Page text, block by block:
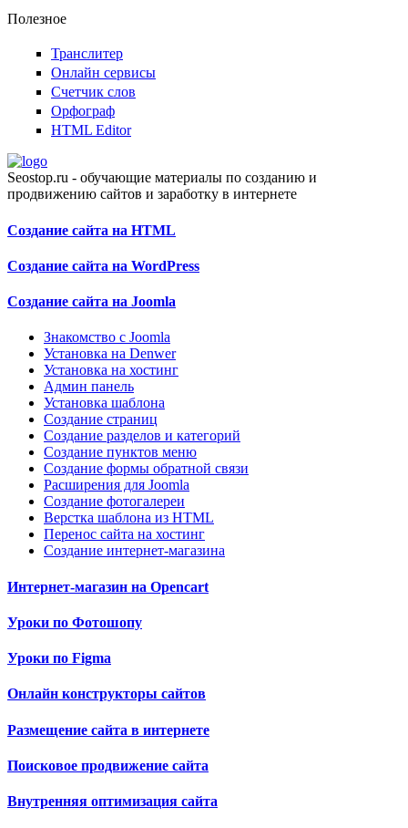
Полезное
Транслитер
Онлайн сервисы
Счетчик слов
Орфограф
HTML Editor
Seostop.ru - обучающие материалы по созданию и
продвижению сайтов и заработку в интернете
Создание сайта на HTML
Создание сайта на WordPress
Создание сайта на Joomla
Знакомство с Joomla
Установка на Denwer
Установка на хостинг
Админ панель
Установка шаблона
Создание страниц
Создание разделов и категорий
Создание пунктов меню
Создание формы обратной связи
Расширения для Joomla
Создание фотогалереи
Верстка шаблона из HTML
Перенос сайта на хостинг
Создание интернет-магазина
Интернет-магазин на Opencart
Уроки по Фотошопу
Уроки по Figma
Онлайн конструкторы сайтов
Размещение сайта в интернете
Поисковое продвижение сайта
Внутренняя оптимизация сайта